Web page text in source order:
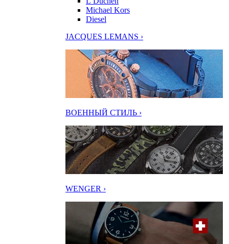
Michael Kors
Diesel
JACQUES LEMANS ›
ВОЕННЫЙ СТИЛЬ ›
WENGER ›